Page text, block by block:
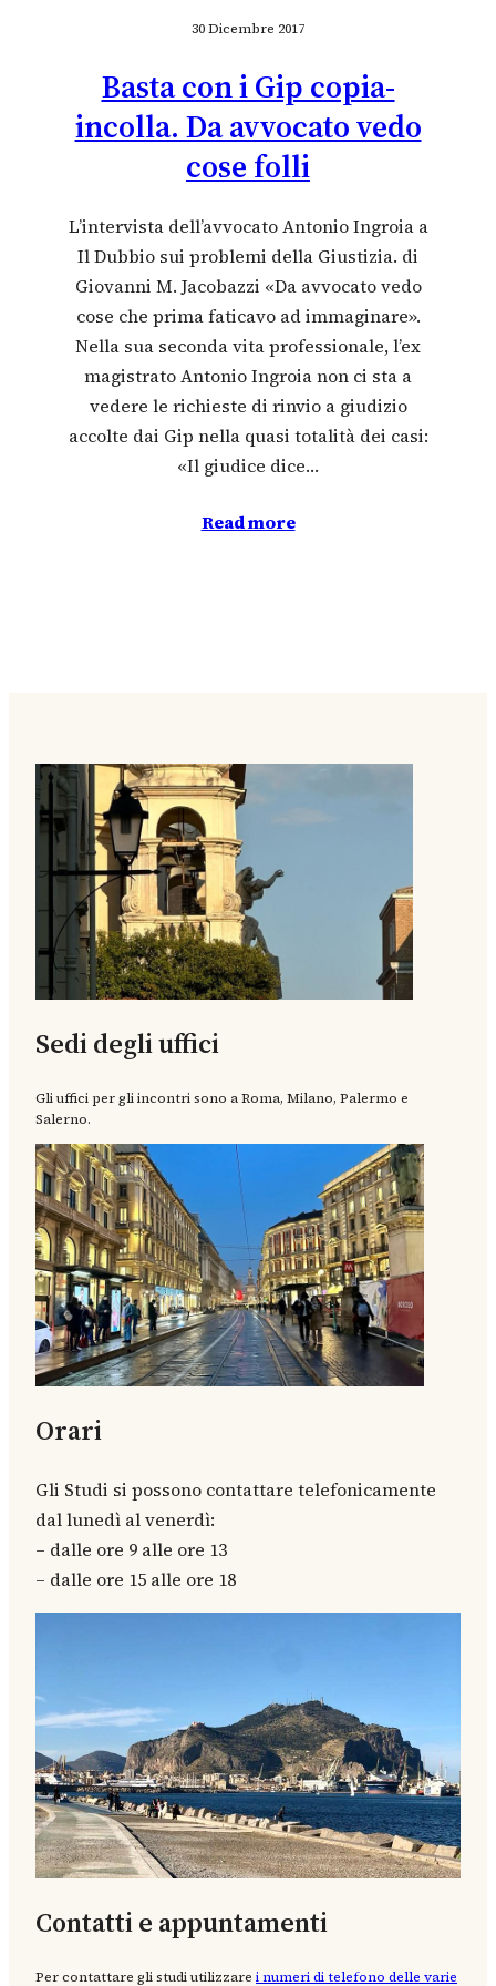
30 Dicembre 2017
Basta con i Gip copia-
incolla. Da avvocato vedo
cose folli
L’intervista dell’avvocato Antonio Ingroia a
Il Dubbio sui problemi della Giustizia. di
Giovanni M. Jacobazzi «Da avvocato vedo
cose che prima faticavo ad immaginare».
Nella sua seconda vita professionale, l’ex
magistrato Antonio Ingroia non ci sta a
vedere le richieste di rinvio a giudizio
accolte dai Gip nella quasi totalità dei casi:
«Il giudice dice…
Read more
Sedi degli uffici
Gli uffici per gli incontri sono a Roma, Milano, Palermo e
Salerno.
Orari
Gli Studi si possono contattare telefonicamente
dal lunedì al venerdì:
– dalle ore 9 alle ore 13
– dalle ore 15 alle ore 18
Contatti e appuntamenti
Per contattare gli studi utilizzare i numeri di telefono delle varie